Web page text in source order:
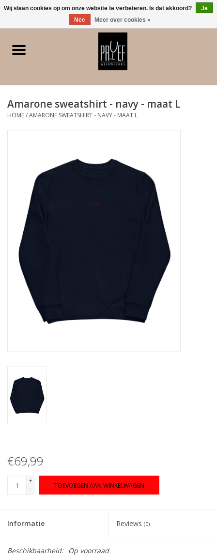
0 Artikelen - €0,00
Home
Witte wijn
Dessert/Versterkt/Gedistilleerd
Alcoholvrij
Geschenken
Glaswerk
Cadeaubon
Amarone sweatshirt - navy - maat L
HOME/AMARONE SWEATSHIRT - NAVY - MAAT L
€69,99
+
-
TOEVOEGEN AAN WINKELWAGEN
Informatie Reviews (0)
Beschikbaarheid: Op voorraad
Wij slaan cookies op om onze website te verbeteren. Is dat akkoord?
Ja
Nee
Meer over cookies »